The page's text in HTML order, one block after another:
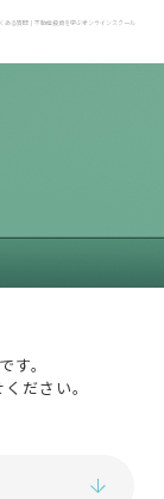
ある質問｜不動産投資を学ぶオンラインスクール
。
ださい。